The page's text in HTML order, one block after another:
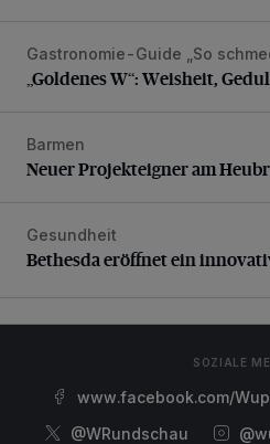
„Goldenes W“: Weisheit,
Gastronomie-Guide „So
„Goldenes W“: Weisheit,
Neuer Projekteigner am
Barmen
Neuer Projekteigner am
Bethesda eröffnet ein
Gesundheit
Bethesda eröffnet ein
SOZIALE
www.facebook.com/
@WRundschau